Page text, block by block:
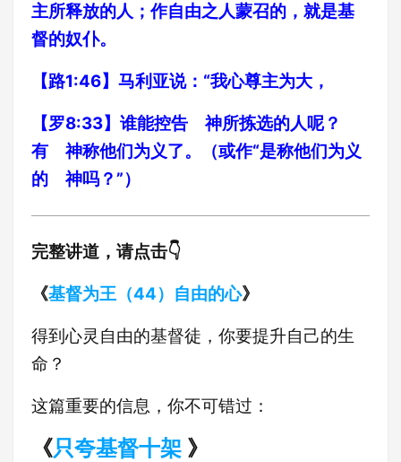
主所释放的人；作自由之人蒙召的，就是基
督的奴仆。
【路1:46】马利亚说：“我心尊主为大，
【罗8:33】谁能控告 神所拣选的人呢？
有 神称他们为义了。（或作“是称他们为义
的 神吗？”）
完整讲道，请点击👇
《基督为王（44）自由的心》
得到心灵自由的基督徒，你要提升自己的生
命？
这篇重要的信息，你不可错过：
《只夸基督十架 》